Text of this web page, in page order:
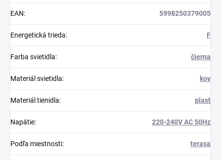
EAN: 5998250379005
Energetická trieda: F
Farba svietidla: čierna
Materiál svietidla: kov
Materiál tienidla: plast
Napätie: 220-240V AC 50Hz
Podľa miestnosti: terasa